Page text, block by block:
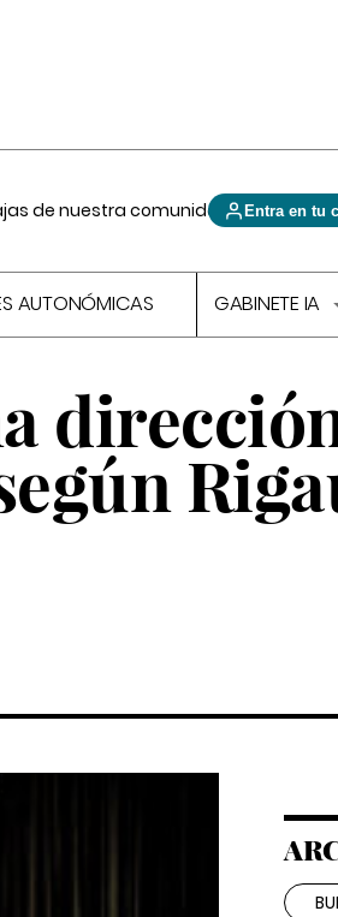
de nuestra comunidad Entra en tu
AUTONÓMICAS GABINETE IA